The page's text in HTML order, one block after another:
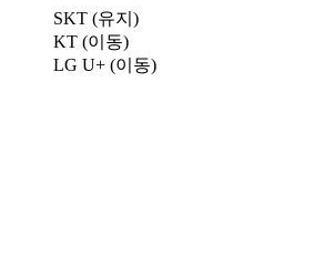
SKT (유지)
KT (이동)
LG U+ (이동)